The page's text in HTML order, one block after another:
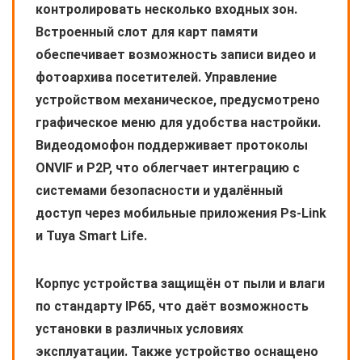
контролировать несколько входных зон.
Встроенный слот для карт памяти
обеспечивает возможность записи видео и
фотоархива посетителей. Управление
устройством механическое, предусмотрено
графическое меню для удобства настройки.
Видеодомофон поддерживает протоколы
ONVIF и P2P, что облегчает интеграцию с
системами безопасности и удалённый
доступ через мобильные приложения Ps-Link
и Tuya Smart Life.
Корпус устройства защищён от пыли и влаги
по стандарту IP65, что даёт возможность
установки в различных условиях
эксплуатации. Также устройство оснащено